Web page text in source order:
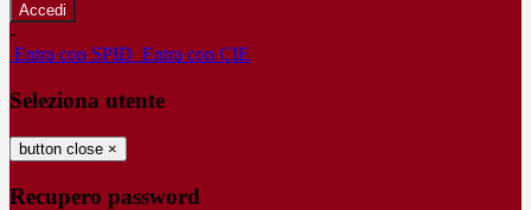
-
Entra con SPID Entra con CIE
Seleziona utente
button close ×
Recupero password